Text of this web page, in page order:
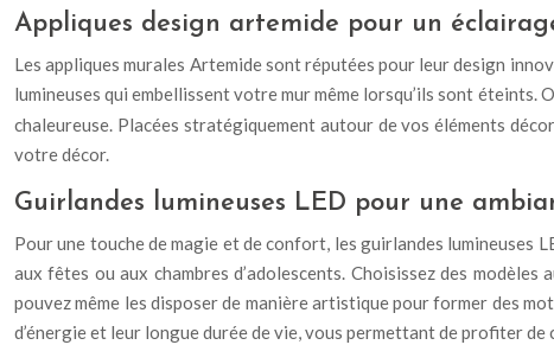
Appliques design artemide pour un
Les appliques murales Artemide sont réputées pour leur design
lumineuses qui embellissent votre mur même lorsqu’ils sont
chaleureuse. Placées stratégiquement autour de vos éléments
votre décor.
Guirlandes lumineuses LED pour une
Pour une touche de magie et de confort, les guirlandes lumineuses
aux fêtes ou aux chambres d’adolescents. Choisissez des
pouvez même les disposer de manière artistique pour former des
d’énergie et leur longue durée de vie, vous permettant de profiter